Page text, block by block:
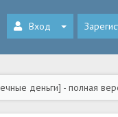
Вход
деньги] - полная